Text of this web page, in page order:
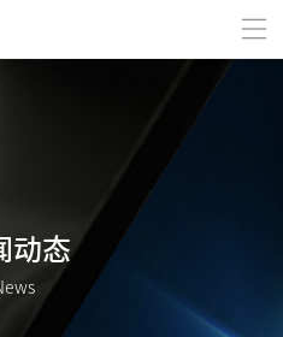
动态